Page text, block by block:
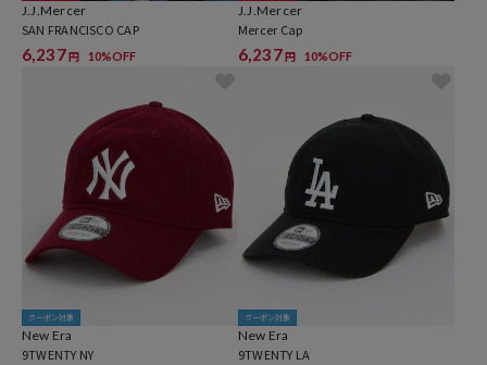
J.J.Mercer
SAN FRANCISCO CAP
6,237円 10%OFF
J.J.Mercer
Mercer Cap
6,237円 10%OFF
クーポン対象
New Era
9TWENTY NY
クーポン対象
New Era
9TWENTY LA